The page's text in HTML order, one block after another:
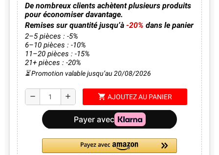
De nombreux clients achètent plusieurs produits
pour économiser davantage.
Remises sur quantité jusqu’à-20% dans le panier
2–5 pièces : -5%
6–10 pièces : -10%
11–20 pièces : -15%
21+ pièces : -20%
⏳ Promotion valable jusqu’au 20/08/2026
remove add shopping_cart AJOUTEZ AU PANIER